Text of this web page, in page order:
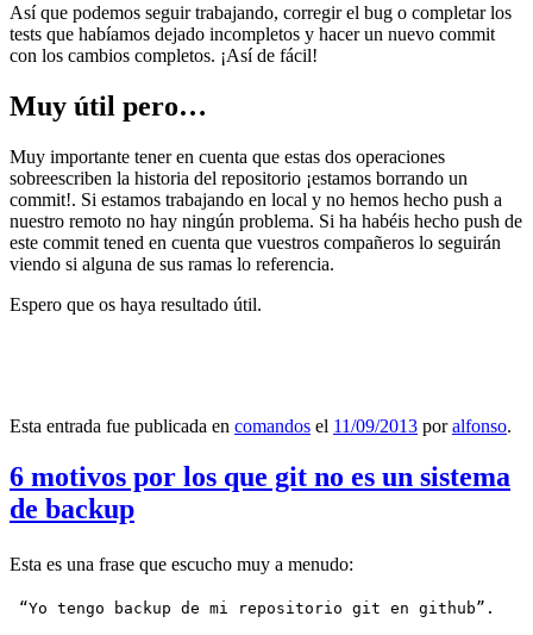
Así que podemos seguir trabajando, corregir el bug o completar los
tests que habíamos dejado incompletos y hacer un nuevo commit
con los cambios completos. ¡Así de fácil!
Muy útil pero…
Muy importante tener en cuenta que estas dos operaciones
sobreescriben la historia del repositorio ¡estamos borrando un
commit!. Si estamos trabajando en local y no hemos hecho push a
nuestro remoto no hay ningún problema. Si ha habéis hecho push de
este commit tened en cuenta que vuestros compañeros lo seguirán
viendo si alguna de sus ramas lo referencia.
Espero que os haya resultado útil.
Esta entrada fue publicada en comandos el 11/09/2013 poralfonso.
6 motivos por los que git no es un sistema
de backup
Esta es una frase que escucho muy a menudo:
“Yo tengo backup de mi repositorio git en github”.